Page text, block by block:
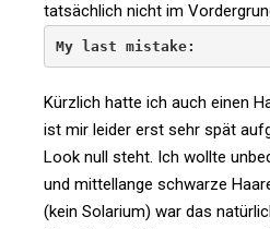
tat­säch­lich nicht im
My last mistake:
Kürz­lich hatte ich auch einen
ist mir leider erst sehr spät
Look null steht. Ich wollte
und mit­tel­lange schwarze
(kein Sola­rium) war das